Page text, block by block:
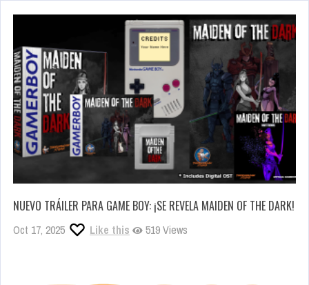
NUEVO TRÁILER PARA GAME BOY: ¡SE REVELA MAIDEN OF THE DARK!
Oct 17, 2025 Like this 519 Views